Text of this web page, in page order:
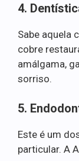
4.
Sabe aquela
cobre
amálgama,
sorriso.
5.
Este é um
particular. A